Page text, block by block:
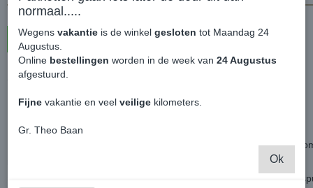
In winkelwagen
Set Mistlamp Grille Zwart Voorbumper - Volkswagen Caddy MK3
Passend voor de Volkswagen Caddy 2004 - 2010
Deze mistlamp kappen worden standaard geleverd zonder een
Met een kliksysteem zitten deze vast, ideaal om deze dus apart te
normaal.....
Wegens vakantie is de winkel gesloten tot Maandag 24
Augustus.
Online bestellingen worden in de week van 24 Augustus
afgestuurd.
Fijne vakantie en veel veilige kilometers.
Gr. Theo Baan
Ok